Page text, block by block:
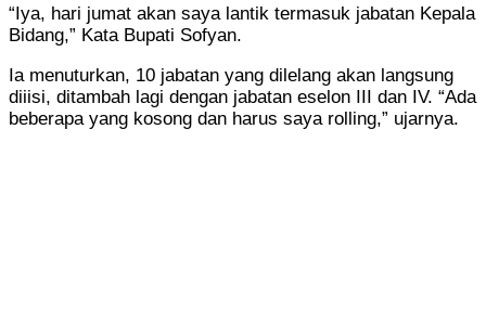
“Iya, hari jumat akan saya lantik termasuk jabatan Kepala
Bidang,” Kata Bupati Sofyan.
Ia menuturkan, 10 jabatan yang dilelang akan langsung
diiisi, ditambah lagi dengan jabatan eselon III dan IV. “Ada
beberapa yang kosong dan harus saya rolling,” ujarnya.